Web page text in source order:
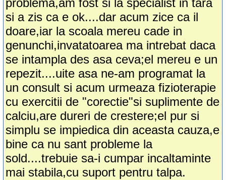
problema,am fost si la specialist in tara
si a zis ca e ok....dar acum zice ca il
doare,iar la scoala mereu cade in
genunchi,invatatoarea ma intrebat daca
se intampla des asa ceva;el mereu e un
repezit....uite asa ne-am programat la
un consult si acum urmeaza fizioterapie
cu exercitii de "corectie"si suplimente de
calciu,are dureri de crestere;el pur si
simplu se impiedica din aceasta cauza,e
bine ca nu sant probleme la
sold....trebuie sa-i cumpar incaltaminte
mai stabila,cu suport pentru talpa.